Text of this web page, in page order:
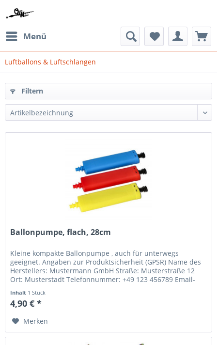
Menü
Luftballons & Luftschlangen
Filtern
Ballonpumpe, flach, 28cm
Kleine kompakte Ballonpumpe , auch für unterwegs
geeignet. Angaben zur Produktsicherheit (GPSR) Name des
Herstellers: Mustermann GmbH Straße: Musterstraße 12
Ort: Musterstadt Telefonnummer: +49 123 456789 Email-
Inhalt 1 Stück
4,90 € *
Merken